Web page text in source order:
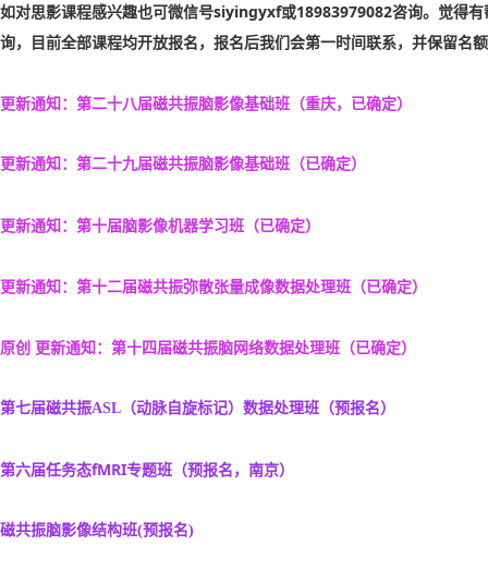
如对思影课程感兴趣也可微信号siyingyxf或18983979082咨询。觉得
询，目前全部课程均开放报名，报名后我们会第一时间联系，并保留名
更新通知：第二十八届磁共振脑影像基础班（重庆，已确定）
更新通知：第二十九届磁共振脑影像基础班（已确定）
更新通知：第十届脑影像机器学习班 （已确定）
更新通知：第十二届磁共振弥散张量成像数据处理班（已确定）
原创 更新通知：第十四届磁共振脑网络数据处理班 （已确定）
第七届磁共振ASL（动脉自旋标记）数据处理班 （预报名）
第六届任务态fMRI专题班（预报名，南京）
磁共振脑影像结构班(预报名)